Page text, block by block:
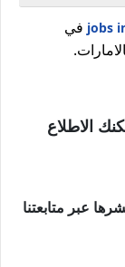
في
الاطلاع
عبر متابعتنا